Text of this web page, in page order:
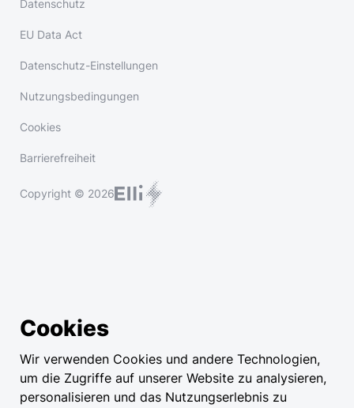
Datenschutz
EU Data Act
Datenschutz-Einstellungen
Nutzungsbedingungen
Cookies
Barrierefreiheit
Copyright © 2026
Cookies
Wir verwenden Cookies und andere Technologien,
um die Zugriffe auf unserer Website zu analysieren,
personalisieren und das Nutzungserlebnis zu